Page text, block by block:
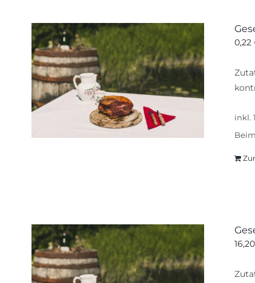
0,22
inkl.
16,20